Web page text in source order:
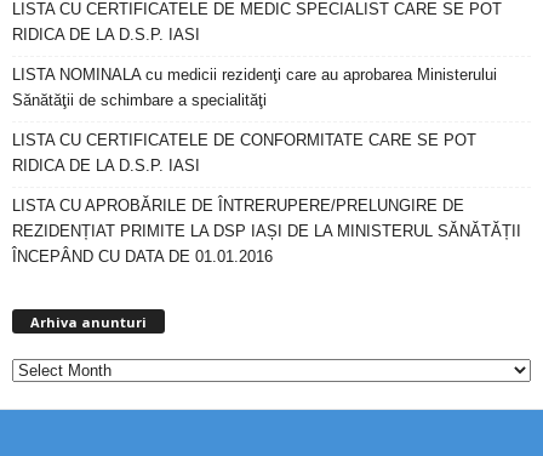
LISTA CU CERTIFICATELE DE MEDIC SPECIALIST CARE SE POT
RIDICA DE LA D.S.P. IASI
LISTA NOMINALA cu medicii rezidenţi care au aprobarea Ministerului
Sănătăţii de schimbare a specialităţi
LISTA CU CERTIFICATELE DE CONFORMITATE CARE SE POT
RIDICA DE LA D.S.P. IASI
LISTA CU APROBĂRILE DE ÎNTRERUPERE/PRELUNGIRE DE
REZIDENȚIAT PRIMITE LA DSP IAȘI DE LA MINISTERUL SĂNĂTĂȚII
ÎNCEPÂND CU DATA DE 01.01.2016
Arhiva anunturi